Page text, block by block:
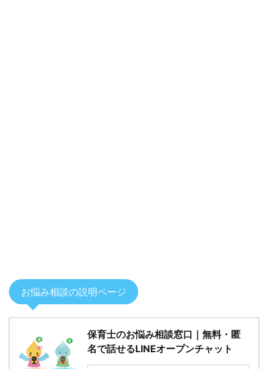
お悩み相談の説明ページ
保育士のお悩み相談窓口｜無料・匿
名で話せるLINEオープンチャット